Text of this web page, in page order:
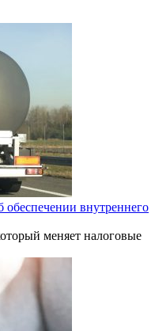
внутреннего
меняет налоговые